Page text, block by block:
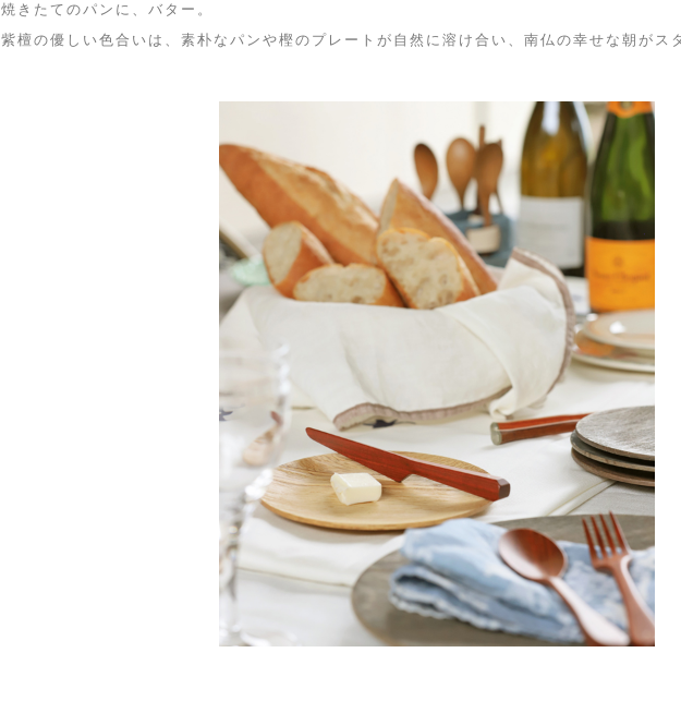
焼きたてのパンに、バター。
紫檀の優しい色合いは、素朴なパンや樫のプレートが自然に溶け合い、南仏の幸せな朝がス